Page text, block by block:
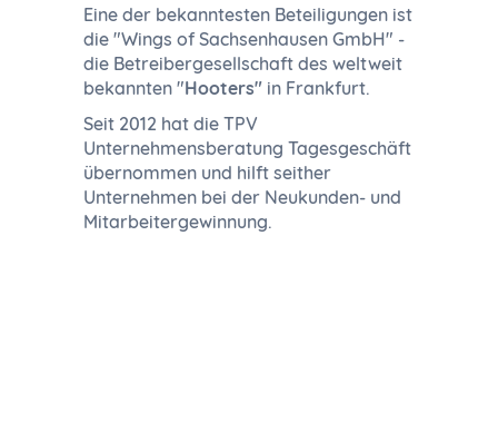
Eine der bekanntesten Beteiligungen ist
die "Wings of Sachsenhausen GmbH" -
die Betreibergesellschaft des weltweit
bekannten "Hooters" in Frankfurt.
Seit 2012 hat die TPV
Unternehmensberatung Tagesgeschäft
übernommen und hilft seither
Unternehmen bei der Neukunden- und
Mitarbeitergewinnung.